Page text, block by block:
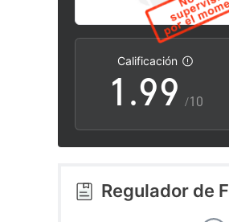
Calificación
0
1
2
3
.
8
9
8
9 /10
Regulador de